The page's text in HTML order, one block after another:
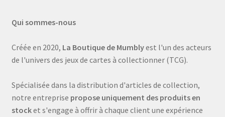
Qui sommes-nous
Créée en 2020, La Boutique de Mumblyest l'un des acteurs
de l'univers des jeux de cartes à collectionner (TCG).
Spécialisée dans la distribution d'articles de collection,
notre entreprise propose uniquement des produits en
stocket s'engage à offrir à chaque client une expérience